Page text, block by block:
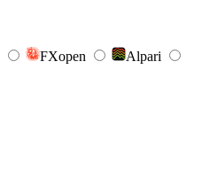
FXopen Alpari